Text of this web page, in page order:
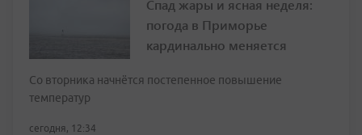
Спад жары и ясная неделя:
погода в Приморье
кардинально меняется
Со вторника начнётся постепенное повышение
температур
сегодня, 12:34